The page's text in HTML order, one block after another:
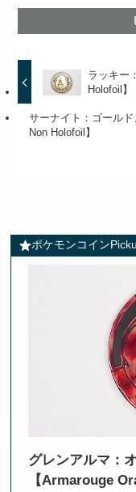
ラッキー
Holofoil】
サーナイト：ゴール
Non Holofoil】
ポケモンコイン
グレンアルマ：
【Armarouge